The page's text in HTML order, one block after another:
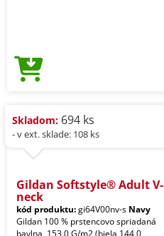
Skladom: 694 ks
- v ext. sklade: 108 ks
Gildan Softstyle® Adult V-
neck
kód produktu:gi64V00nv-s Navy
Gildan 100 % prstencovo spriadaná
bavlna, 153,0 G/m2 (biela 144,0